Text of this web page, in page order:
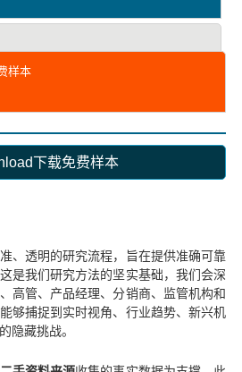
样本
下载免费样本
、透明的研究流程，旨在提供准确可靠
我们研究方法的坚实基础，我们会深
高管、产品经理、分销商、监管机构和
够捕捉到实时视角、行业趋势、新兴机
隐藏挑战。